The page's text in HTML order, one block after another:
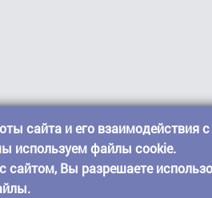
сайта и его взаимодействия с
используем файлы cookie.
сайтом, Вы разрешаете